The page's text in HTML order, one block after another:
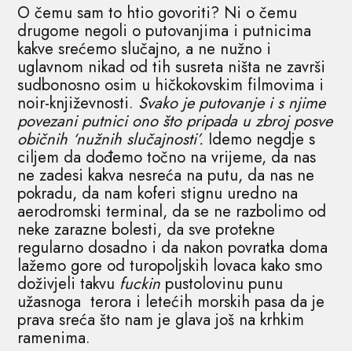
O čemu sam to htio govoriti? Ni o čemu
drugome negoli o putovanjima i putnicima
kakve srećemo slučajno, a ne nužno i
uglavnom nikad od tih susreta ništa ne završi
sudbonosno osim u hičkokovskim filmovima i
noir-književnosti. Svako je putovanje i s njime
povezani putnici ono što pripada u zbroj posve
običnih ‘nužnih slučajnosti’. Idemo negdje s
ciljem da dođemo točno na vrijeme, da nas
ne zadesi kakva nesreća na putu, da nas ne
pokradu, da nam koferi stignu uredno na
aerodromski terminal, da se ne razbolimo od
neke zarazne bolesti, da sve protekne
regularno dosadno i da nakon povratka doma
lažemo gore od turopoljskih lovaca kako smo
doživjeli takvu fuckin pustolovinu punu
užasnoga terora i letećih morskih pasa da je
prava sreća što nam je glava još na krhkim
ramenima.